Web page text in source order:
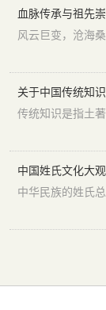
血脉传承与祖先
关于中国传统知
中国姓氏文化大
中华民族的姓氏